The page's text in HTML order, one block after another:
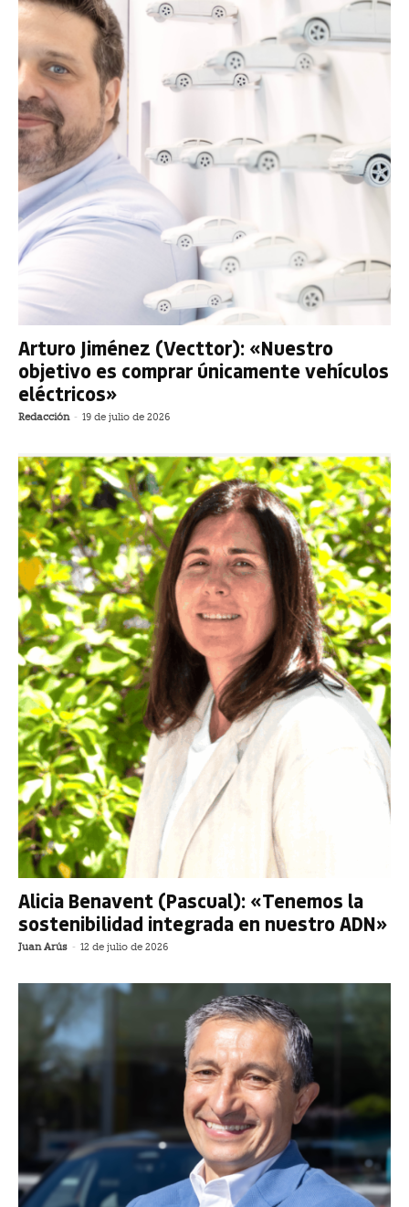
Arturo Jiménez (Vecttor): «Nuestro
objetivo es comprar únicamente vehículos
eléctricos»
Redacción - 19 de julio de 2026
Alicia Benavent (Pascual): «Tenemos la
sostenibilidad integrada en nuestro ADN»
Juan Arús - 12 de julio de 2026